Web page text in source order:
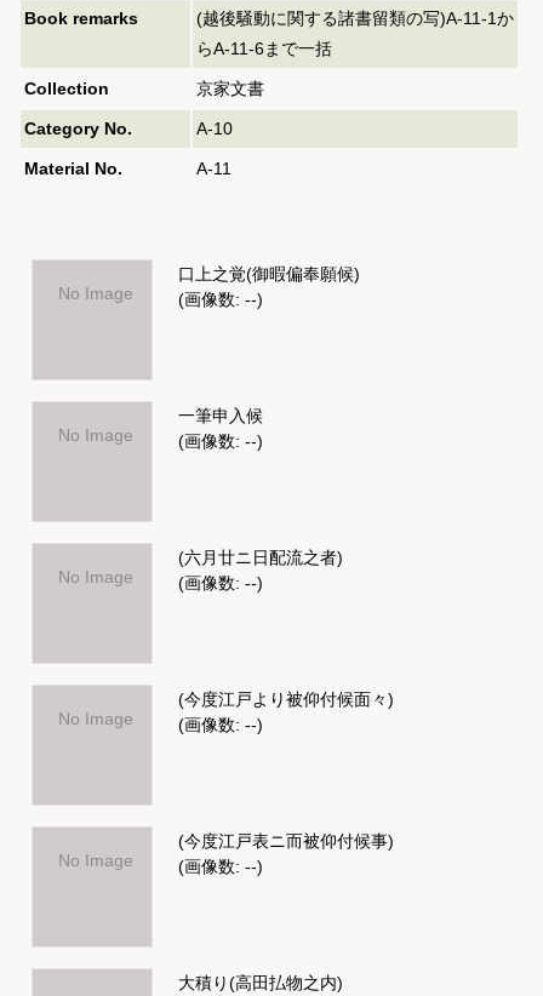
Book remarks
(越後騒動に関する諸書留類の写)A-11-1か
らA-11-6まで一括
Collection 京家文書
Category No. A-10
Material No. A-11
No Image
口上之覚(御暇偏奉願候)
(画像数: --)
No Image
一筆申入候
(画像数: --)
No Image
(六月廿ニ日配流之者)
(画像数: --)
No Image
(今度江戸より被仰付候面々)
(画像数: --)
No Image
(今度江戸表ニ而被仰付候事)
(画像数: --)
大積り(高田払物之内)